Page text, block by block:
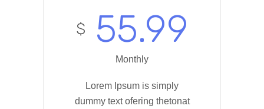
$ 55.99
Monthly
Lorem Ipsum is simply
dummy text ofering thetonat